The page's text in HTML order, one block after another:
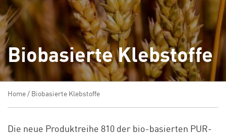
Biobasierte Klebstoffe
Home / Biobasierte Klebstoffe
Die neue Produktreihe 810 der bio-basierten PUR-